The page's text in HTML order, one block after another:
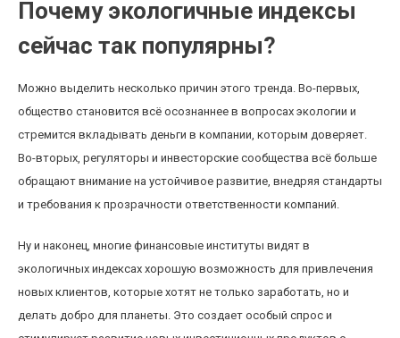
Почему экологичные индексы
сейчас так популярны?
Можно выделить несколько причин этого тренда. Во-первых,
общество становится всё осознаннее в вопросах экологии и
стремится вкладывать деньги в компании, которым доверяет.
Во-вторых, регуляторы и инвесторские сообщества всё больше
обращают внимание на устойчивое развитие, внедряя стандарты
и требования к прозрачности ответственности компаний.
Ну и наконец, многие финансовые институты видят в
экологичных индексах хорошую возможность для привлечения
новых клиентов, которые хотят не только заработать, но и
делать добро для планеты. Это создает особый спрос и